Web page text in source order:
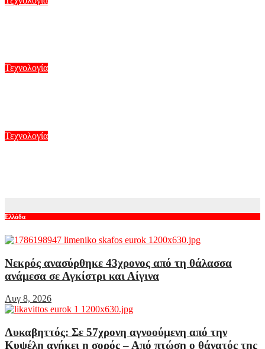
Τεχνολογία
Τεχνολογία
Ελλάδα
Νεκρός ανασύρθηκε 43χρονος από τη θάλασσα
ανάμεσα σε Αγκίστρι και Αίγινα
Αυγ 8, 2026
Λυκαβηττός: Σε 57χρονη αγνοούμενη από την
Κυψέλη ανήκει η σορός – Από πτώση ο θάνατός της